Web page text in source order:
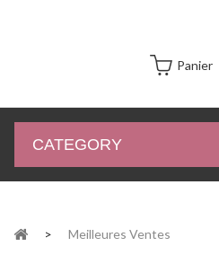
Panier
CATEGORY
> Meilleures Ventes